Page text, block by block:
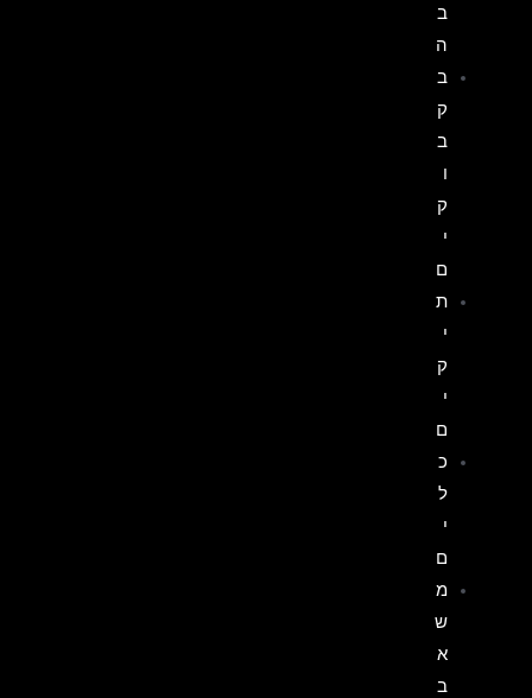
ב
ה
ב
ק
ב
ו
ק
י
ם
ת
י
ק
י
ם
כ
ל
י
ם
מ
ש
א
ב